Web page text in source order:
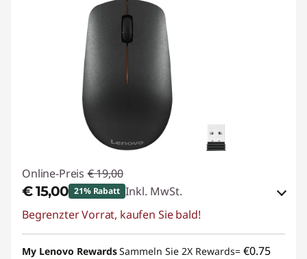
Online-Preis € 19,00
€ 15,00 21% Rabatt Inkl. MwSt.
eCoupon-Rabatt :-€ 4,00
eCoupon :BACKTOSCHOOL
Begrenzter Vorrat, kaufen Sie bald!
My Lenovo RewardsSammeln Sie 2X Rewards= €0.75